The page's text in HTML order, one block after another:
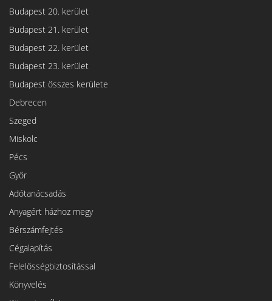
Budapest 20. kerület
Budapest 21. kerület
Budapest 22. kerület
Budapest 23. kerület
Budapest összes kerülete
Debrecen
Szeged
Miskolc
Pécs
Győr
Adótanácsadás
Anyagért házhoz megy
Bérszámfejtés
Cégalapítás
Felelősségbiztosítással
Könyvelés